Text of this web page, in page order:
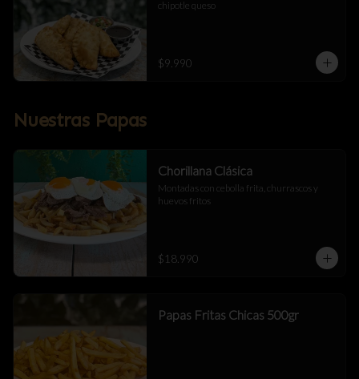
chipotle queso
$9.990
Nuestras Papas
Chorillana Clásica
Montadas con cebolla frita, churrascos y
huevos fritos
$18.990
Papas Fritas Chicas 500gr